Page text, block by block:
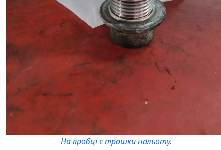
На пробці є трошки нальоту.